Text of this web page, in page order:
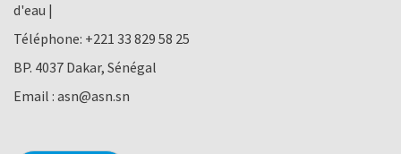
d'eau |
Téléphone: +221 33 829 58 25
BP. 4037 Dakar, Sénégal
Email : asn@asn.sn